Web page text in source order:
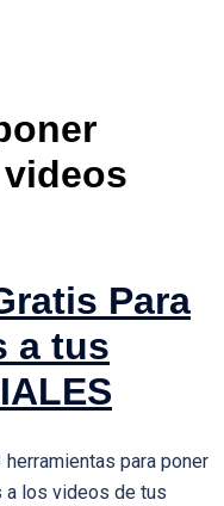
Para
a tus
para poner
a los videos de tus